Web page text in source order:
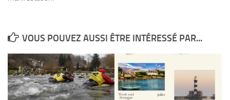
Sorties 2022
Sorties 2021
Sorties 2020
Sorties 2019
VOUS POUVEZ AUSSI ÊTRE INTÉRESSÉ PAR...